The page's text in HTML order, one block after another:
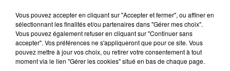
23 juillet 2026
INCENDIE MORTEL À LENS : UNE FEMME ET
SON BÉBÉ ENTRE LA VIE ET LA...
Un homme s'est immolé par le feu après avoir
Vous pouvez accepter en cliquant sur "Accepter et fermer", ou affiner en
sélectionnant les finalités et/ou partenaires dans "Gérer mes choix".
Vous pouvez également refuser en cliquant sur "Continuer sans
accepter". Vos préférences ne s'appliqueront que pour ce site. Vous
pouvez mettre à jour vos choix, ou retirer votre consentement à tout
moment via le lien "Gérer les cookies" situé en bas de chaque page.